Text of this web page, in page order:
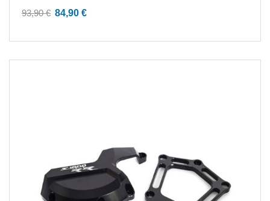
93,90€ Ursprünglicher
war:
84,90 €Aktueller
ist: